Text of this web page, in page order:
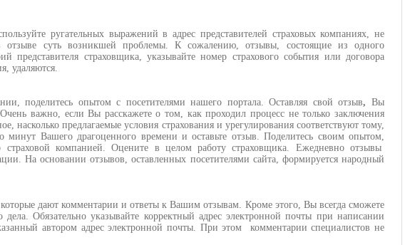
ругательных выражений в адрес представителей страховых компаниях, не
отзыве суть возникшей проблемы. К сожалению, отзывы, состоящие из одного
страховщика, указывайте номер страхового события или договора
удаляются.
поделитесь опытом с посетителями нашего портала. Оставляя свой отзыв, Вы
важно, если Вы расскажете о том, как проходил процесс не только заключения
насколько предлагаемые условия страхования и урегулирования соответствуют тому,
минут Вашего драгоценного времени и оставьте отзыв. Поделитесь своим опытом,
компанией. Оцените в целом работу страховщика. Ежедневно отзывы
На основании отзывов, оставленных посетителями сайта, формируется народный
дают комментарии и ответы к Вашим отзывам. Кроме этого, Вы всегда сможете
Обязательно указывайте корректный адрес электронной почты при написании
автором адрес электронной почты. При этом комментарии специалистов не